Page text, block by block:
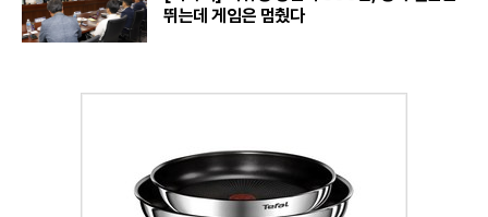
뛰는데 게임은 멈췄다